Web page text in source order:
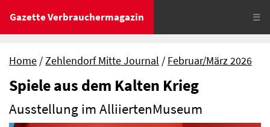
Gazette Verbrauchermagazin ☰
Home Zehlendorf Mitte Journal Februar/März 2026
Spiele aus dem Kalten Krieg
Ausstellung im AlliiertenMuseum